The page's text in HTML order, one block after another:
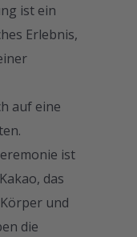
ist ein
Erlebnis,
auf eine
ist
das
und
die